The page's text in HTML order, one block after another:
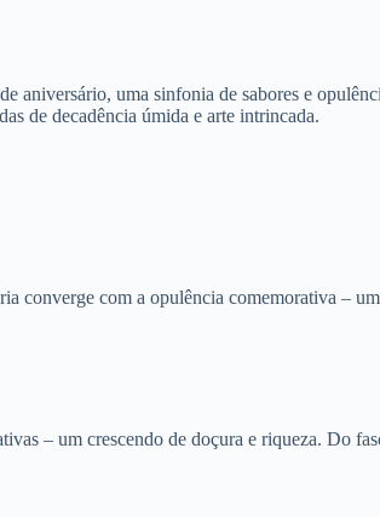
aniversário, uma sinfonia de sabores e
de decadência úmida e arte intrincada.
converge com a opulência comemorativa –
– um crescendo de doçura e riqueza. Do